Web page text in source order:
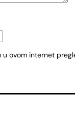
ovom internet